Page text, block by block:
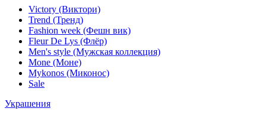
Victory (Виктори)
Trend (Тренд)
Fashion week (Фешн вик)
Fleur De Lys (Флёр)
Men's style (Мужская коллекция)
Mone (Моне)
Mykonos (Миконос)
Sale
Украшения